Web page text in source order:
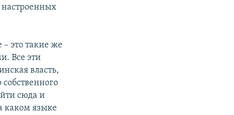
настроенных
– это такие же
Все эти
власть,
сюда и
каком языке